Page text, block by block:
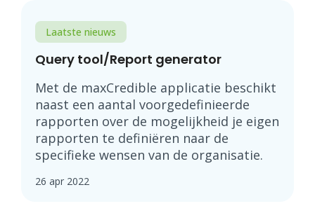
Laatste nieuws
Query tool/Report generator
Met de maxCredible applicatie beschikt
naast een aantal voorgedefinieerde
rapporten over de mogelijkheid je eigen
rapporten te definiëren naar de
specifieke wensen van de organisatie.
26 apr 2022